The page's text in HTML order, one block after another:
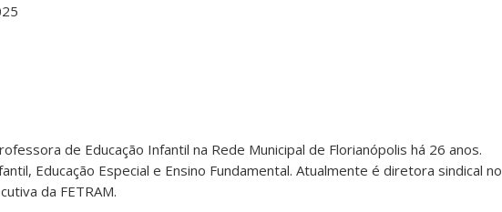
de Educação Infantil na Rede Municipal de Florianópolis há 26 anos.
Educação Especial e Ensino Fundamental. Atualmente é diretora sindical no
da FETRAM.